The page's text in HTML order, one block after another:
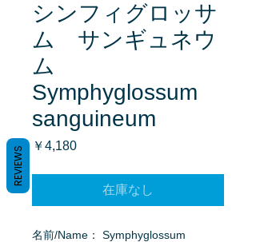
シンフィグロッサ
ム サンギュネウ
ム
Symphyglossum
sanguineum
￥4,180価
在庫なし
名前/Name： Symphyglossum
REVIEWS